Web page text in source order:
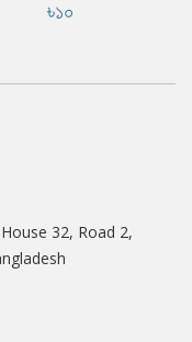
৳১০
32, Road 2,